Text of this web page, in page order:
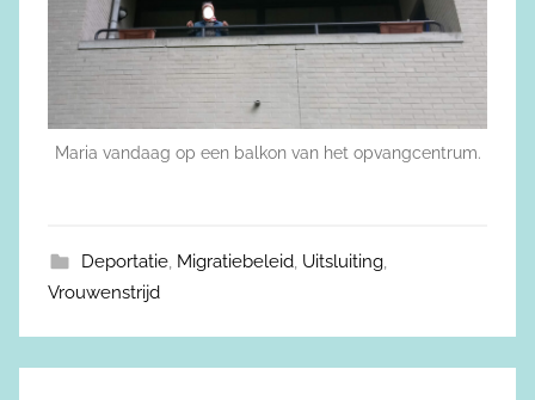
Maria vandaag op een balkon van het opvangcentrum.
Deportatie, Migratiebeleid, Uitsluiting,
Vrouwenstrijd